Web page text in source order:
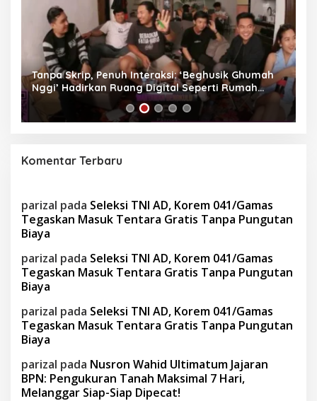
Tanpa Skrip, Penuh Interaksi: ‘Beghusik Ghumah
Nggi’ Hadirkan Ruang Digital Seperti Rumah
Sendiri
Komentar Terbaru
parizal pada Seleksi TNI AD, Korem 041/Gamas
Tegaskan Masuk Tentara Gratis Tanpa Pungutan
Biaya
parizal pada Seleksi TNI AD, Korem 041/Gamas
Tegaskan Masuk Tentara Gratis Tanpa Pungutan
Biaya
parizal pada Seleksi TNI AD, Korem 041/Gamas
Tegaskan Masuk Tentara Gratis Tanpa Pungutan
Biaya
parizal pada Nusron Wahid Ultimatum Jajaran
BPN: Pengukuran Tanah Maksimal 7 Hari,
Melanggar Siap-Siap Dipecat!